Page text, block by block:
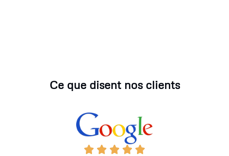
Ce que disent nos clients